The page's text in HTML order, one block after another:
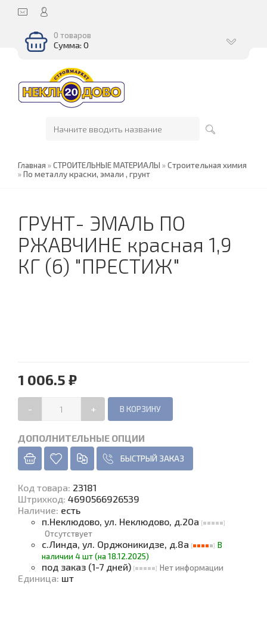
0 товаров
Сумма: 0
Главная »СТРОИТЕЛЬНЫЕ МАТЕРИАЛЫ »Строительная химия
»По металлу краски, эмали , грунт
ГРУНТ- ЭМАЛЬ ПО
РЖАВЧИНЕ красная 1,9
КГ (6) "ПРЕСТИЖ"
1 006.5 ₽
- +
ДОПОЛНИТЕЛЬНЫЕ ОПЦИИ
БЫСТРЫЙ ЗАКАЗ
Код товара: 23181
Штрихкод: 4690566926539
Наличие: есть
п.Неклюдово, ул. Неклюдово, д.20а
Отсутствует
с.Линда, ул. Орджоникидзе, д.8а
В
наличии 4 шт (на 18.12.2025)
под заказ (1-7 дней) Нет информации
Единица: шт